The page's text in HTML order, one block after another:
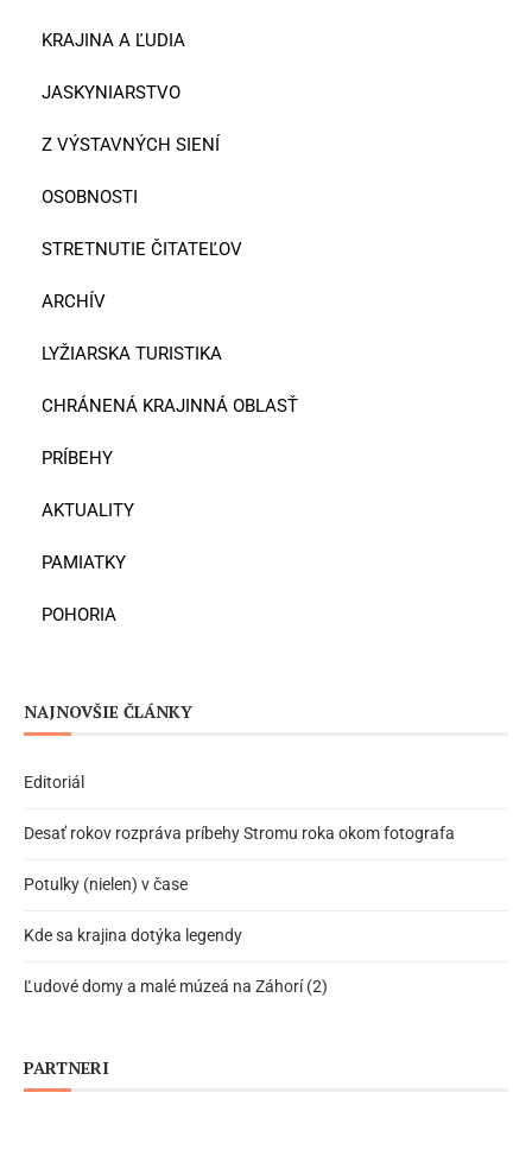
KRAJINA A ĽUDIA
JASKYNIARSTVO
Z VÝSTAVNÝCH SIENÍ
OSOBNOSTI
STRETNUTIE ČITATEĽOV
ARCHÍV
LYŽIARSKA TURISTIKA
CHRÁNENÁ KRAJINNÁ OBLASŤ
PRÍBEHY
AKTUALITY
PAMIATKY
POHORIA
NAJNOVŠIE ČLÁNKY
Editoriál
Desať rokov rozpráva príbehy Stromu roka okom fotografa
Potulky (nielen) v čase
Kde sa krajina dotýka legendy
Ľudové domy a malé múzeá na Záhorí (2)
PARTNERI